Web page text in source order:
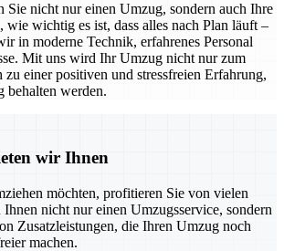
Sie nicht nur einen Umzug, sondern auch Ihre
wichtig es ist, dass alles nach Plan läuft –
in moderne Technik, erfahrenes Personal
Mit uns wird Ihr Umzug nicht nur zum
einer positiven und stressfreien Erfahrung,
behalten werden.
wir Ihnen
möchten, profitieren Sie von vielen
nicht nur einen Umzugsservice, sondern
Zusatzleistungen, die Ihren Umzug noch
machen.